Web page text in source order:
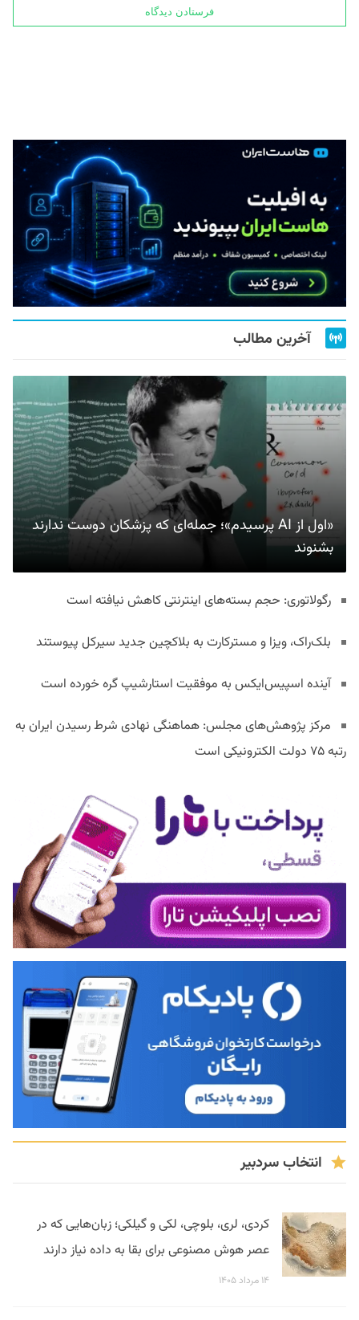
آخرین مطالب
«اول از AI پرسیدم»؛ جمله‌ای که پزشکان دوست ندارند
بشنوند
رگولاتوری: حجم بسته‌های اینترنتی کاهش نیافته است
بلک‌راک، ویزا و مسترکارت به بلاکچین جدید سیرکل پیوستند
آینده اسپیس‌ایکس به موفقیت استارشیپ گره خورده است
مرکز پژوهش‌های مجلس: هماهنگی نهادی شرط رسیدن ایران به
رتبه ۷۵ دولت الکترونیکی است
انتخاب سردبیر
کردی، لری، بلوچی، لکی و گیلکی؛ زبان‌هایی که در
عصر هوش مصنوعی برای بقا به داده نیاز دارند
۱۴ مرداد ۱۴۰۵